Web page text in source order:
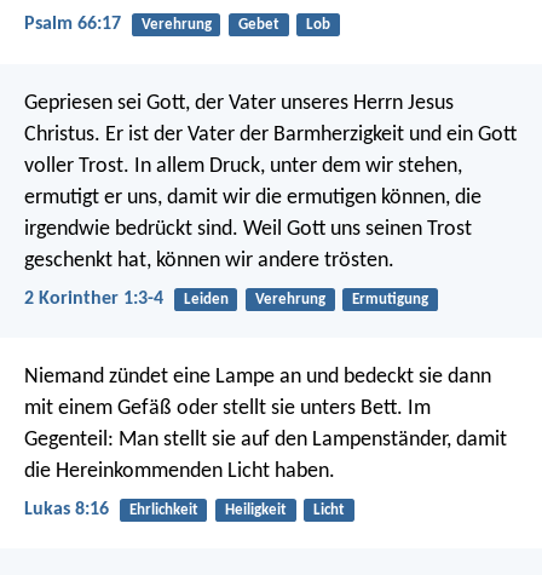
Psalm 66:17 Verehrung Gebet Lob
Gepriesen sei Gott, der Vater unseres Herrn Jesus
Christus. Er ist der Vater der Barmherzigkeit und ein Gott
voller Trost. In allem Druck, unter dem wir stehen,
ermutigt er uns, damit wir die ermutigen können, die
irgendwie bedrückt sind. Weil Gott uns seinen Trost
geschenkt hat, können wir andere trösten.
2 Korinther 1:3-4 Leiden Verehrung Ermutigung
Niemand zündet eine Lampe an und bedeckt sie dann
mit einem Gefäß oder stellt sie unters Bett. Im
Gegenteil: Man stellt sie auf den Lampenständer, damit
die Hereinkommenden Licht haben.
Lukas 8:16 Ehrlichkeit Heiligkeit Licht